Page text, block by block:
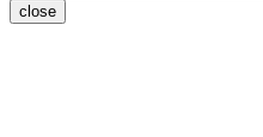
close